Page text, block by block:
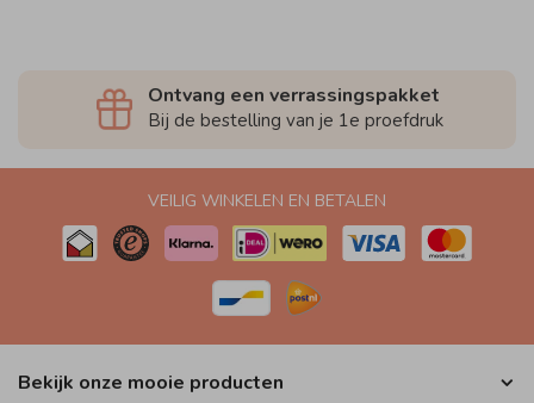
Ontvang een verrassingspakket
Bij de bestelling van je 1e proefdruk
VEILIG WINKELEN EN BETALEN
Bekijk onze mooie producten